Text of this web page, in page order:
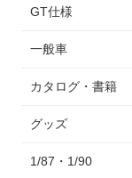
GT仕様
一般車
カタログ・書籍
グッズ
1/87・1/90